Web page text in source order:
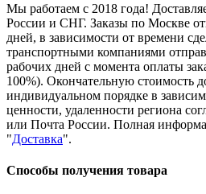
Мы работаем с 2018 года!
России и СНГ. Заказы по Москве
дней, в зависимости от времени
транспортными компаниями
рабочих дней с момента оплаты
100%). Окончательную стоимость
индивидуальном порядке в
ценности, удаленности региона
или Почта России. Полная
"Доставка".
Способы получения товара